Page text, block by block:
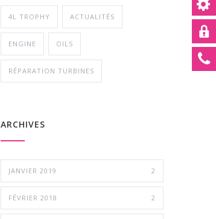
4L TROPHY ACTUALITÉS
ENGINE OILS
RÉPARATION TURBINES
ARCHIVES
JANVIER 2019 2
FÉVRIER 2018 2